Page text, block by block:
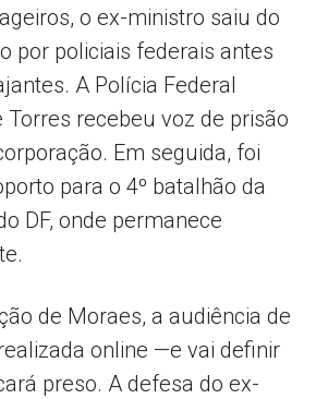
o ex-ministro saiu do
por policiais federais antes
A Polícia Federal
recebeu voz de prisão
Em seguida, foi
para o 4º batalhão da
DF, onde permanece
de Moraes, a audiência de
online —e vai definir
preso. A defesa do ex-